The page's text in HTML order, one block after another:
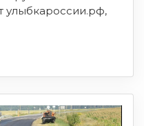
улыбкароссии.рф,